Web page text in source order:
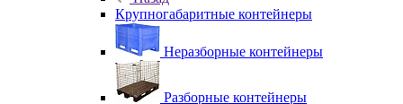
Крупногабаритные контейнеры
Неразборные контейнеры
Разборные контейнеры